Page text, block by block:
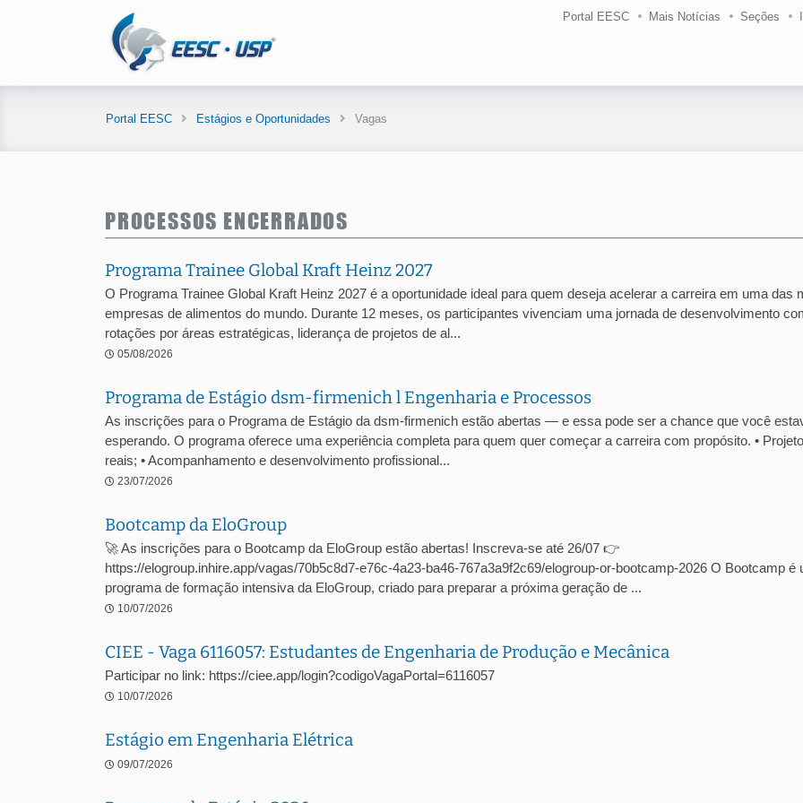
Portal EESC Mais Notícias Seções
Portal EESC Estágios e Oportunidades Vagas
PROCESSOS ENCERRADOS
Programa Trainee Global Kraft Heinz 2027
O Programa Trainee Global Kraft Heinz 2027 é a oportunidade ideal para quem deseja acelerar a carreira em uma das
empresas de alimentos do mundo. Durante 12 meses, os participantes vivenciam uma jornada de desenvolvimento
rotações por áreas estratégicas, liderança de projetos de al...
05/08/2026
Programa de Estágio dsm-firmenich l Engenharia e Processos
As inscrições para o Programa de Estágio da dsm-firmenich estão abertas — e essa pode ser a chance que você
esperando. O programa oferece uma experiência completa para quem quer começar a carreira com propósito. •
reais; • Acompanhamento e desenvolvimento profissional...
23/07/2026
Bootcamp da EloGroup
🚀 As inscrições para o Bootcamp da EloGroup estão abertas! Inscreva-se até 26/07 👉
https://elogroup.inhire.app/vagas/70b5c8d7-e76c-4a23-ba46-767a3a9f2c69/elogroup-or-bootcamp-2026 O Bootcamp é
programa de formação intensiva da EloGroup, criado para preparar a próxima geração de ...
10/07/2026
CIEE - Vaga 6116057: Estudantes de Engenharia de Produção e Mecânica
Participar no link: https://ciee.app/login?codigoVagaPortal=6116057
10/07/2026
Estágio em Engenharia Elétrica
09/07/2026